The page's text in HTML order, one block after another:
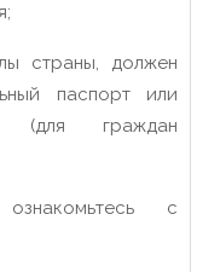
страны, должен
паспорт или
(для граждан
с